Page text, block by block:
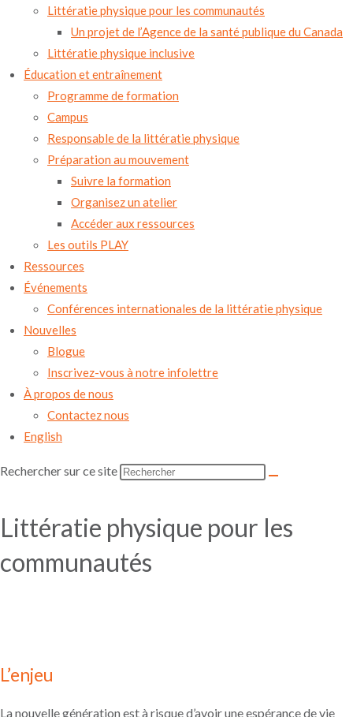
Littératie physique pour les communautés
Un projet de l’Agence de la santé publique du Canada
Littératie physique inclusive
Éducation et entraînement
Programme de formation
Campus
Responsable de la littératie physique
Préparation au mouvement
Suivre la formation
Organisez un atelier
Accéder aux ressources
Les outils PLAY
Ressources
Événements
Conférences internationales de la littératie physique
Nouvelles
Blogue
Inscrivez-vous à notre infolettre
À propos de nous
Contactez nous
English
Rechercher sur ce site
Littératie physique pour les
communautés
L’enjeu
La nouvelle génération est à risque d’avoir une espérance de vie